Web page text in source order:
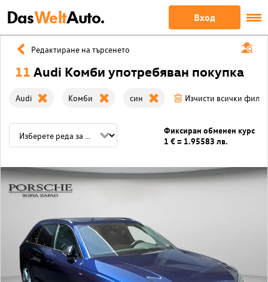
DasWeltAuto. Вход
Редактиране на търсенето
11 Audi Комби употребяван покупка
Audi Комби син Изчисти всички
Фиксиран обменен курс
1 € = 1.95583 лв.